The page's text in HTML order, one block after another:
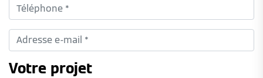
Votre projet